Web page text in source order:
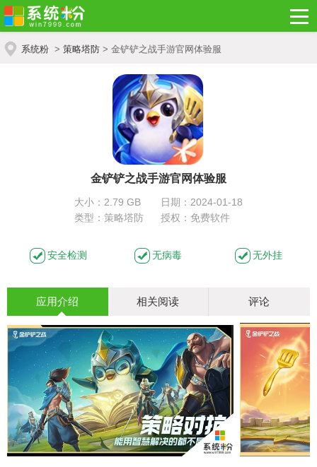
系统粉 > 策略塔防 > 金铲铲之战手游官网体验服
金铲铲之战手游官网体验服
大小：2.79 GB
类型：策略塔防
日期：2024-01-18
授权：免费软件
安全检测 无病毒 无外挂
应用介绍 相关阅读 评论